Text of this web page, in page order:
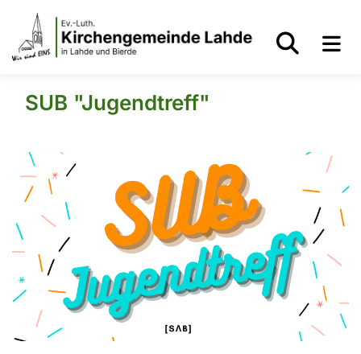
SUB "Jugendtreff"